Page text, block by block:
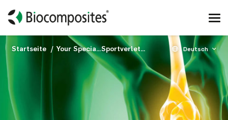
Startseite Your Specialty Sportverletzungen Deutsch